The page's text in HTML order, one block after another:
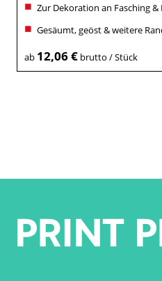
Zur Dekoration an Fasching &
Gesäumt, geöst & weitere
ab 12,06 €brutto / Stück